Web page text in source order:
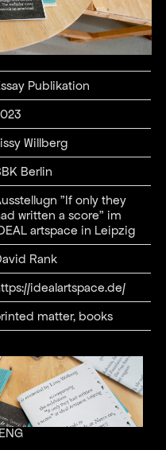
Publikation
Willberg
Berlin
"If only they
written a score" im
artspace in Leipzig
Rank
idealartspace.de/
matter, books
ENG